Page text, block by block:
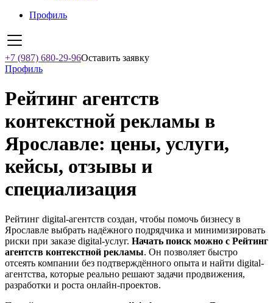
Профиль
+7 (987) 680-29-96Оставить заявку
Профиль
Рейтинг агентств
контекстной рекламы в
Ярославле: цены, услуги,
кейсы, отзывы и
специализация
Рейтинг digital-агентств создан, чтобы помочь бизнесу в
Ярославле выбрать надёжного подрядчика и минимизировать
риски при заказе digital-услуг. Начать поиск можно с Рейтинг
агентств контекстной рекламы. Он позволяет быстро
отсеять компании без подтверждённого опыта и найти digital-
агентства, которые реально решают задачи продвижения,
разработки и роста онлайн-проектов.